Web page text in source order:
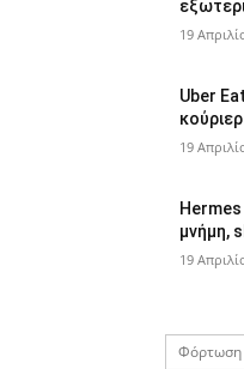
19
Uber
19
μνήμη,
19
Φόρτωση